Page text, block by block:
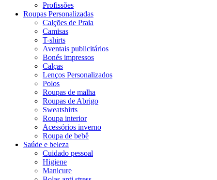
Profissões
Roupas Personalizadas
Calções de Praia
Camisas
T-shirts
Aventais publicitários
Bonés impressos
Calças
Lenços Personalizados
Polos
Roupas de malha
Roupas de Abrigo
Sweatshirts
Roupa interior
Acessórios inverno
Roupa de bebê
Saúde e beleza
Cuidado pessoal
Higiene
Manicure